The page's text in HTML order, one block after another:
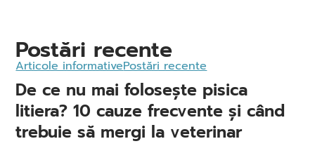
Postări recente
Articole informativePostări recente
De ce nu mai folosește pisica
litiera? 10 cauze frecvente și când
trebuie să mergi la veterinar